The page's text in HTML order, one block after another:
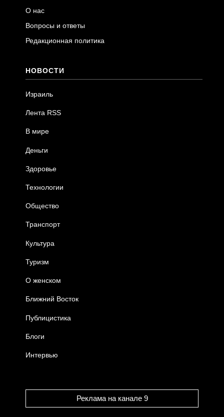
О нас
Вопросы и ответы
Редакционная политика
НОВОСТИ
Израиль
Лента RSS
В мире
Деньги
Здоровье
Технологии
Общество
Транспорт
Культура
Туризм
О женском
Ближний Восток
Публицистика
Блоги
Интервью
Реклама на канале 9